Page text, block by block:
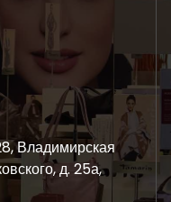
Владимирская
д. 25а,